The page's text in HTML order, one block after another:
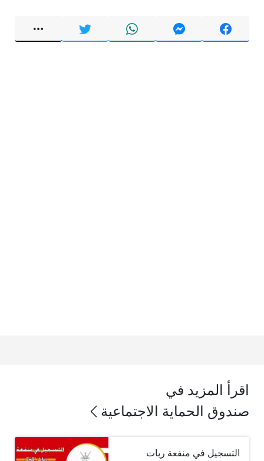
اقرأ المزيد في
صندوق الحماية الاجتماعية
التسجيل في منفعة ربات